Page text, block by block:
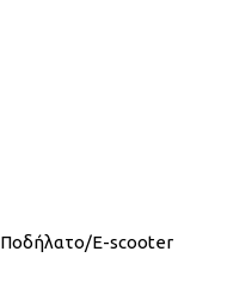
Ποδήλατο/E-scooter